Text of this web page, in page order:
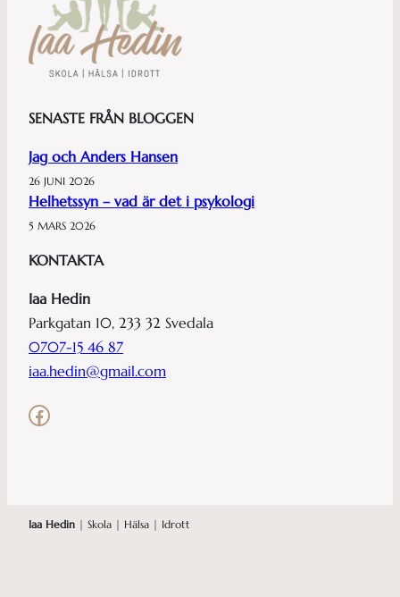
SENASTE FRÅN BLOGGEN
Jag och Anders Hansen
26 JUNI 2026
Helhetssyn – vad är det i psykologi
5 MARS 2026
KONTAKTA
Iaa Hedin
Parkgatan 10, 233 32 Svedala
0707-15 46 87
iaa.hedin@gmail.com
Facebook
Iaa Hedin | Skola | Hälsa | Idrott